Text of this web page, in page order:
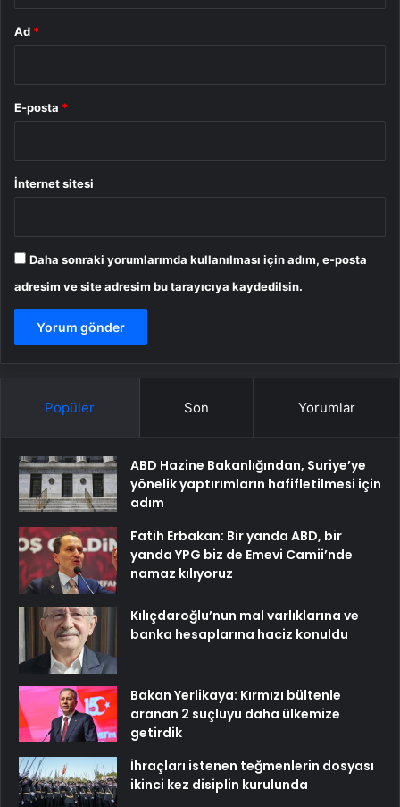
Ad *
E-posta *
İnternet sitesi
Daha sonraki yorumlarımda kullanılması için adım, e-posta
adresim ve site adresim bu tarayıcıya kaydedilsin.
Popüler Son Yorumlar
ABD Hazine Bakanlığından, Suriye’ye
yönelik yaptırımların hafifletilmesi için
adım
Fatih Erbakan: Bir yanda ABD, bir
yanda YPG biz de Emevi Camii’nde
namaz kılıyoruz
Kılıçdaroğlu’nun mal varlıklarına ve
banka hesaplarına haciz konuldu
Bakan Yerlikaya: Kırmızı bültenle
aranan 2 suçluyu daha ülkemize
getirdik
İhraçları istenen teğmenlerin dosyası
ikinci kez disiplin kurulunda